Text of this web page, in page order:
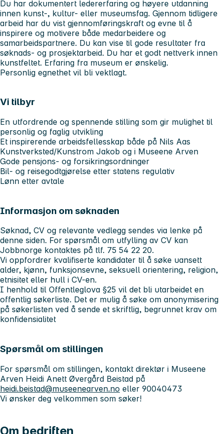
Du har dokumentert ledererfaring og høyere utdanning
innen kunst-, kultur- eller museumsfag. Gjennom tidligere
arbeid har du vist gjennomføringskraft og evne til å
inspirere og motivere både medarbeidere og
samarbeidspartnere. Du kan vise til gode resultater fra
søknads- og prosjektarbeid. Du har et godt nettverk innen
kunstfeltet. Erfaring fra museum er ønskelig.
Personlig egnethet vil bli vektlagt.
Vi tilbyr
En utfordrende og spennende stilling som gir mulighet til
personlig og faglig utvikling
Et inspirerende arbeidsfellesskap både på Nils Aas
Kunstverksted/Kunstrom Jakob og i Museene Arven
Gode pensjons- og forsikringsordninger
Bil- og reisegodtgjørelse etter statens regulativ
Lønn etter avtale
Informasjon om søknaden
Søknad, CV og relevante vedlegg sendes via lenke på
denne siden. For spørsmål om utfylling av CV kan
Jobbnorge kontaktes på tlf. 75 54 22 20.
Vi oppfordrer kvalifiserte kandidater til å søke uansett
alder, kjønn, funksjonsevne, seksuell orientering, religion,
etnisitet eller hull i CV-en.
I henhold til Offentleglova §25 vil det bli utarbeidet en
offentlig søkerliste. Det er mulig å søke om anonymisering
på søkerlisten ved å sende et skriftlig, begrunnet krav om
konfidensialitet
Spørsmål om stillingen
For spørsmål om stillingen, kontakt direktør i Museene
Arven Heidi Anett Øvergård Beistad på
heidi.beistad@museenearven.no eller 90040473
Vi ønsker deg velkommen som søker!
Om bedriften